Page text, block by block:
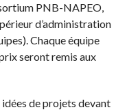
PNB-NAPEO,
d’administration
Chaque équipe
seront remis aux
de projets devant